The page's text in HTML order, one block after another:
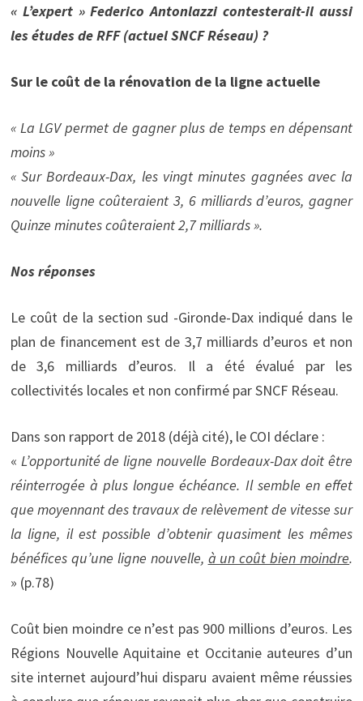
« L’expert » Federico Antonlazzi contesterait-il aussi
les études de RFF (actuel SNCF Réseau) ?
Sur le coût de la rénovation de la ligne actuelle
« La LGV permet de gagner plus de temps en dépensant
moins »
« Sur Bordeaux-Dax, les vingt minutes gagnées avec la
nouvelle ligne coûteraient 3, 6 milliards d’euros, gagner
Quinze minutes coûteraient 2,7 milliards ».
Nos réponses
Le coût de la section sud -Gironde-Dax indiqué dans le
plan de financement est de 3,7 milliards d’euros et non
de 3,6 milliards d’euros. Il a été évalué par les
collectivités locales et non confirmé par SNCF Réseau.
Dans son rapport de 2018 (déjà cité), le COI déclare :
« L’opportunité de ligne nouvelle Bordeaux-Dax doit être
réinterrogée à plus longue échéance. Il semble en effet
que moyennant des travaux de relèvement de vitesse sur
la ligne, il est possible d’obtenir quasiment les mêmes
bénéfices qu’une ligne nouvelle, à un coût bien moindre.
» (p.78)
Coût bien moindre ce n’est pas 900 millions d’euros. Les
Régions Nouvelle Aquitaine et Occitanie auteures d’un
site internet aujourd’hui disparu avaient même réussies